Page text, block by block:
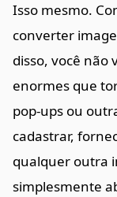
Isso mesmo.
converter
disso, você
enormes que
pop-ups ou
cadastrar,
qualquer outra
simplesmente